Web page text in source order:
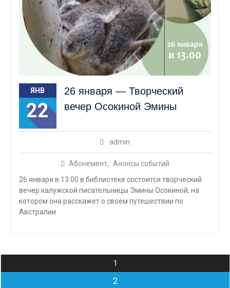
ЯНВ
22
26 января — Творческий
вечер Осокиной Эмины
admin
Абонемент, Анонсы событий
26 января в 13.00 в библиотеке состоится творческий
вечер калужской писательницы Эмины Осокиной, на
котором она расскажет о своем путешествии по
Австралии.
Навигация
по
1
2